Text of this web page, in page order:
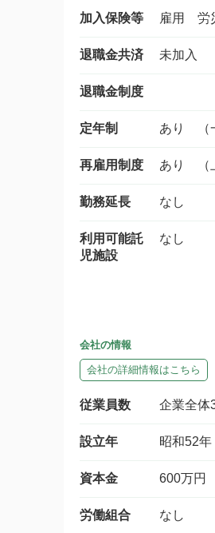
加入保険等 雇用
退職金共済 未加入
退職金制度
定年制 あり （
再雇用制度 あり （
勤務延長 なし
利用可能託
児施設
なし
会社の情報
会社の詳細情報はこちら
従業員数 企業全
設立年 昭和52年
資本金 600万円
労働組合 なし